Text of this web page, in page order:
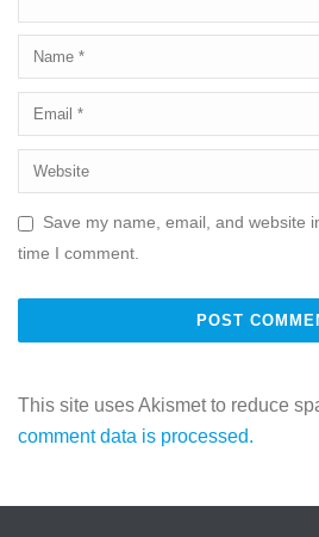
Save my name, email, and website
time I comment.
This site uses Akismet to reduce
comment data is processed.